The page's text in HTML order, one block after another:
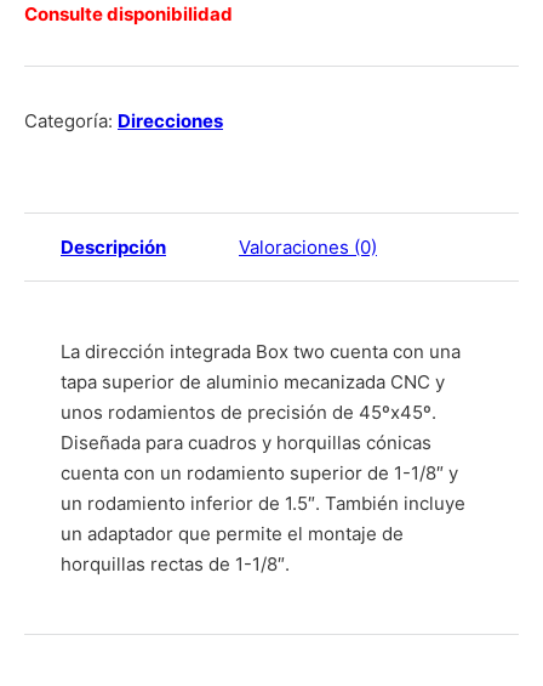
Consulte disponibilidad
Categoría: Direcciones
Descripción Valoraciones (0)
La dirección integrada Box two cuenta con una
tapa superior de aluminio mecanizada CNC y
unos rodamientos de precisión de 45ºx45º.
Diseñada para cuadros y horquillas cónicas
cuenta con un rodamiento superior de 1-1/8″ y
un rodamiento inferior de 1.5″. También incluye
un adaptador que permite el montaje de
horquillas rectas de 1-1/8″.